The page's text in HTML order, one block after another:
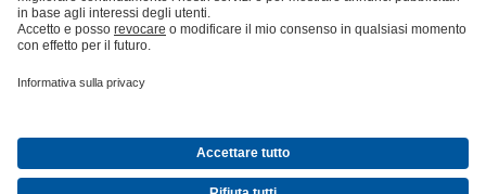
Catalogo prodottiKSB SupremeServ: parti di ricambio
IndustriaBuildingEnergia
Informazioni su KSBEventiRassegna stampaSocial Media